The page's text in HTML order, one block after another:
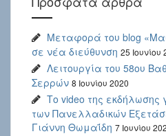
Μεταφορά του blog
σε νέα διεύθυνση 25 Ιουνίου
Λειτουργία του 58ου
Σερρών 8 Ιουνίου 2020
Το video της
των Πανελλαδικών
Γιάννη Θωμαΐδη 7 Ιουνίου